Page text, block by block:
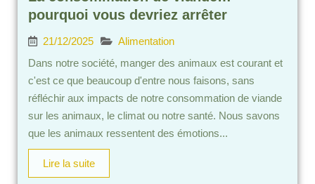
pourquoi vous devriez arrêter
21/12/2025
Alimentation
Dans notre société, manger des animaux est courant et
c'est ce que beaucoup d'entre nous faisons, sans
réfléchir aux impacts de notre consommation de viande
sur les animaux, le climat ou notre santé. Nous savons
que les animaux ressentent des émotions...
Lire la suite